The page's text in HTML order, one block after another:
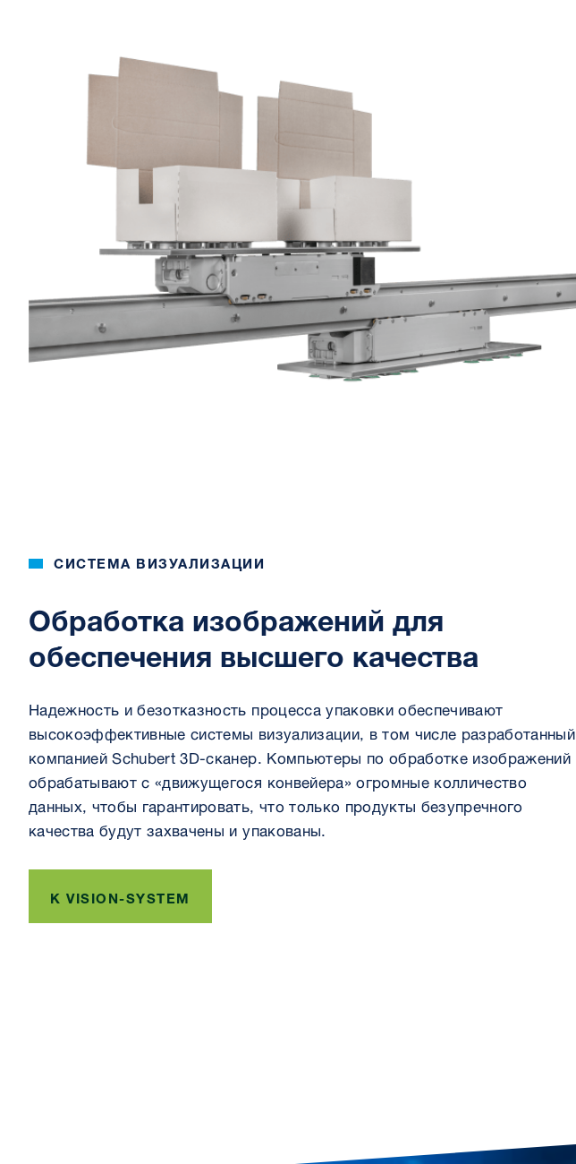
СИСТЕМА ВИЗУАЛИЗАЦИИ
Обработка изображений для
обеспечения высшего качества
Надежность и безотказность процесса упаковки обеспечивают
высокоэффективные системы визуализации, в том числе разработанный
компанией Schubert 3D-сканер. Компьютеры по обработке изображений
обрабатывают с «движущегося конвейера» огромные колличество
данных, чтобы гарантировать, что только продукты безупречного
качества будут захвачены и упакованы.
K VISION-SYSTEM